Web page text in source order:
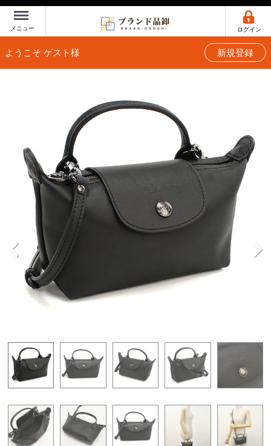
Menu
メニュー ログイン
ようこそ ゲスト様 新規登録